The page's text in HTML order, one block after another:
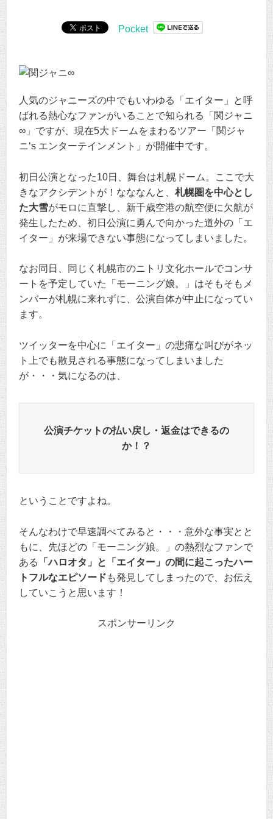
Pocket
人気のジャニーズの中でもいわゆる「エイター」と呼
ばれる熱心なファンがいることで知られる「関ジャニ
∞」ですが、現在5大ドームをまわるツアー「関ジャ
ニ‘s エンターテインメント」が開催中です。
初日公演となった10日、舞台は札幌ドーム。ここで大
きなアクシデントが！なななんと、 札幌圏を中心とし
た大雪がモロに直撃し、新千歳空港の航空便に欠航が
発生したため、初日公演に勇んで向かった道外の「エ
イター」が来場できない事態になってしまいました。
なお同日、同じく札幌市のニトリ文化ホールでコンサ
ートを予定していた「モーニング娘。」はそもそもメ
ンバーが札幌に来れずに、公演自体が中止になってい
ます。
ツイッターを中心に「エイター」の悲痛な叫びがネッ
ト上でも散見される事態になってしまいました
が・・・気になるのは、
公演チケットの払い戻し・返金はできるの
か！？
ということですよね。
そんなわけで早速調べてみると・・・意外な事実とと
もに、先ほどの「モーニング娘。」の熱烈なファンで
ある
「ハロオタ」と「エイター」の間に起こったハー
トフルなエピソード も発見してしまったので、お伝え
していこうと思います！
スポンサーリンク